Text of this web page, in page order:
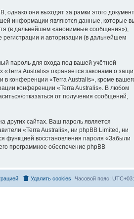
они выходят за рамки этого
информации являются данные, которые
(в дальнейшем «анонимные сообщения»),
и авторизации (в дальнейшем
пароль для входа под вашей учётной
Australis» охраняется законами о
конференции «Terra Australis», кроме
конференции «Terra Australis». В любом
отказаться от получения сообщений,
других сайтах. Ваш пароль является
«Terra Australis», ни phpBB Limited, ни
функцией восстановления пароля «Забыли
программное обеспечение phpBB
Часовой пояс:
Удалить cookies
рацией